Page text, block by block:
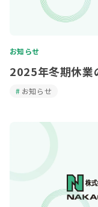
お知らせ
2025年冬期休業
お知らせ